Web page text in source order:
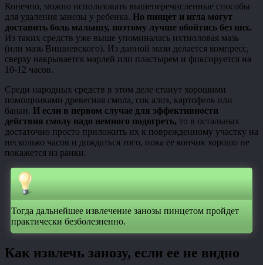
Конечно, можно использовать вышеперечисленные способы
для удаления занозы у ребенка. Но пинцет и игла могут
доставить боль малышу, поэтому лучше обойтись без них.
Из таких средств уже выше упоминалась ихтиоловая мазь
(или мазь Вишневского). Из данной мази делается компресс,
сверху накрывается марлей или пластырем и фиксируется на
10-12 часов.
Среди народных средств в этом деле станут хорошими
помощниками древесная смола, сок алоэ, картофель или
банан. И если в первом случае для эффективности
действия смолу надо немного подогреть, то в остальных
достаточно просто приложить их к поврежденному участку на
несколько часов и дождаться того, пока ее кончик хорошо не
покажется из ранки.
Тогда дальнейшее извлечение занозы пинцетом пройдет
практически безболезненно.
Как извлечь занозу, если ее не видно